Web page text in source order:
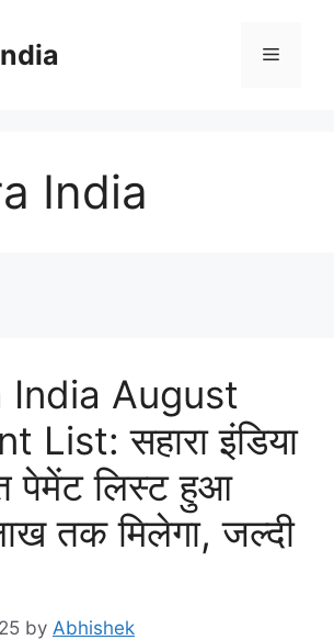
Menu
India
India August
List: सहारा इंडिया
पेमेंट लिस्ट हुआ
तक मिलेगा, जल्दी
by Abhishek